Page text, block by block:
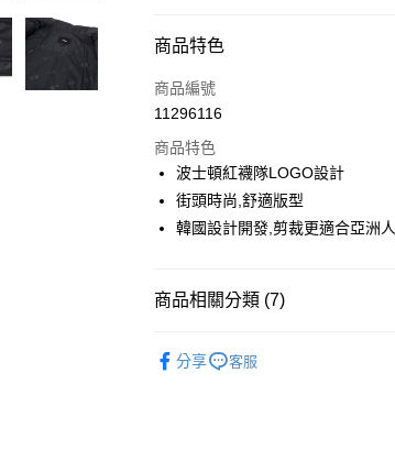
付款方式
信用卡一次付款
LINE Pay
Apple Pay
悠遊付
運送方式
商品特色
商品編號
11296116
商品特色
波士頓紅襪隊LOGO設計
街頭時尚,舒適版型
韓國設計開發,剪裁更適合亞洲人
商品相關分類 (7)
分享 客服